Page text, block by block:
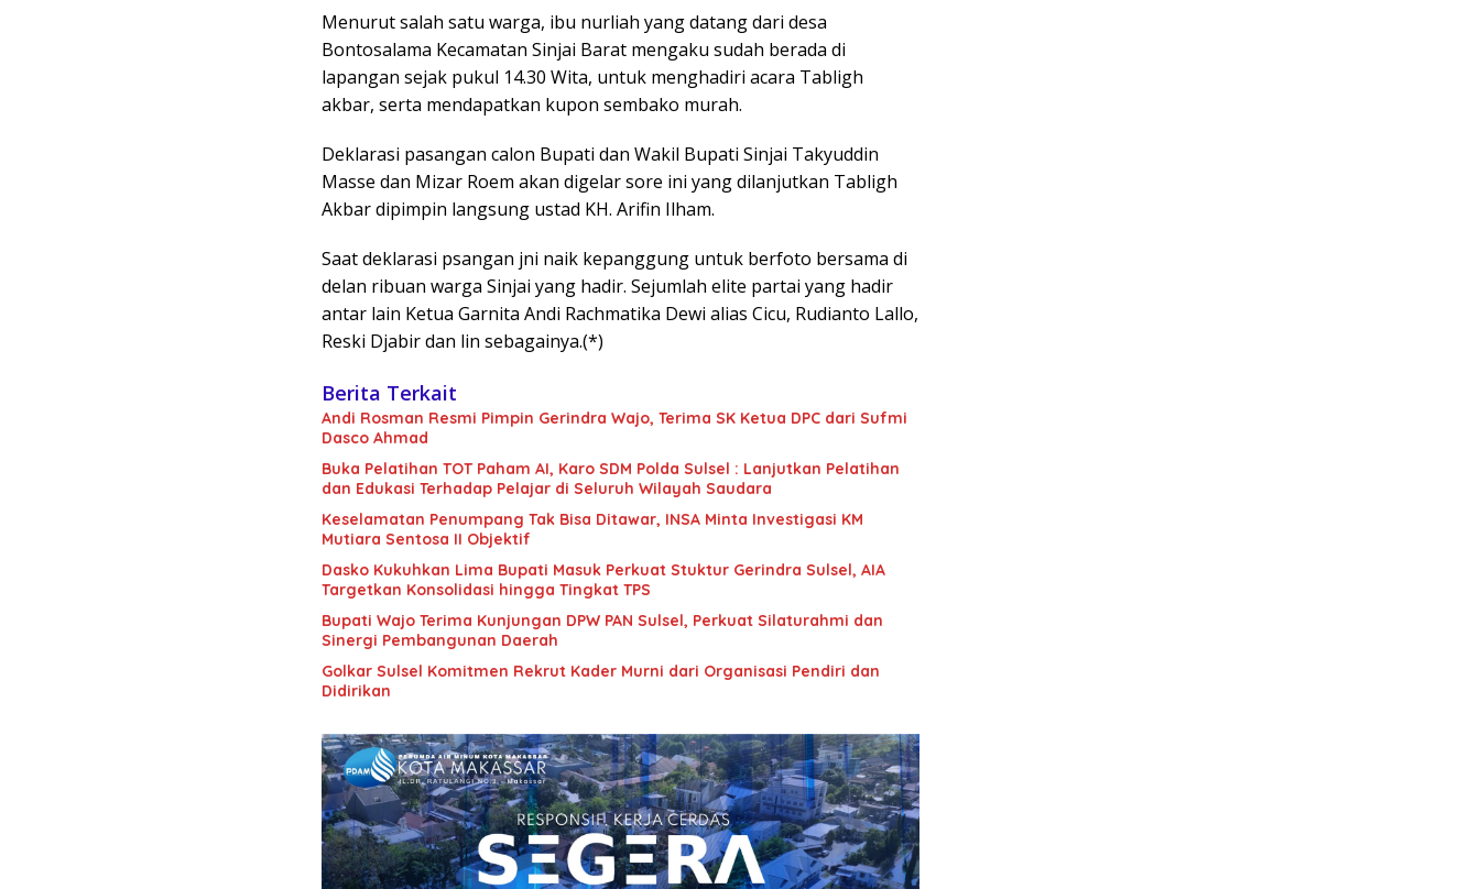
Menurut salah satu warga, ibu nurliah yang datang dari desa
Bontosalama Kecamatan Sinjai Barat mengaku sudah berada di
lapangan sejak pukul 14.30 Wita, untuk menghadiri acara Tabligh
akbar, serta mendapatkan kupon sembako murah.
Deklarasi pasangan calon Bupati dan Wakil Bupati Sinjai Takyuddin
Masse dan Mizar Roem akan digelar sore ini yang dilanjutkan Tabligh
Akbar dipimpin langsung ustad KH. Arifin Ilham.
Saat deklarasi psangan jni naik kepanggung untuk berfoto bersama di
delan ribuan warga Sinjai yang hadir. Sejumlah elite partai yang hadir
antar lain Ketua Garnita Andi Rachmatika Dewi alias Cicu, Rudianto Lallo,
Reski Djabir dan lin sebagainya.(*)
Berita Terkait
Andi Rosman Resmi Pimpin Gerindra Wajo, Terima SK Ketua DPC dari Sufmi
Dasco Ahmad
Buka Pelatihan TOT Paham AI, Karo SDM Polda Sulsel : Lanjutkan Pelatihan
dan Edukasi Terhadap Pelajar di Seluruh Wilayah Saudara
Keselamatan Penumpang Tak Bisa Ditawar, INSA Minta Investigasi KM
Mutiara Sentosa II Objektif
Dasko Kukuhkan Lima Bupati Masuk Perkuat Stuktur Gerindra Sulsel, AIA
Targetkan Konsolidasi hingga Tingkat TPS
Bupati Wajo Terima Kunjungan DPW PAN Sulsel, Perkuat Silaturahmi dan
Sinergi Pembangunan Daerah
Golkar Sulsel Komitmen Rekrut Kader Murni dari Organisasi Pendiri dan
Didirikan